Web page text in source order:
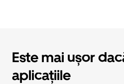
Este mai ușor
aplicațiile